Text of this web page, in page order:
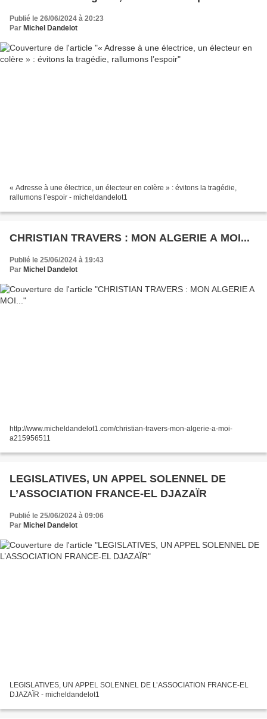
Publié le 26/06/2024 à 20:23
Par Michel Dandelot
« Adresse à une électrice, un électeur en colère » : évitons la tragédie,
rallumons l’espoir - micheldandelot1
CHRISTIAN TRAVERS : MON ALGERIE A MOI...
Publié le 25/06/2024 à 19:43
Par Michel Dandelot
http://www.micheldandelot1.com/christian-travers-mon-algerie-a-moi-
a215956511
LEGISLATIVES, UN APPEL SOLENNEL DE
L’ASSOCIATION FRANCE-EL DJAZAÏR
Publié le 25/06/2024 à 09:06
Par Michel Dandelot
LEGISLATIVES, UN APPEL SOLENNEL DE L’ASSOCIATION FRANCE-EL
DJAZAÏR - micheldandelot1